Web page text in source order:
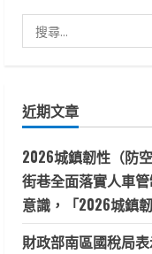
尋
字:
近期文章
2026城鎮韌性（防
街巷全面落實人車
意識，「2026城鎮
財政部南區國稅局